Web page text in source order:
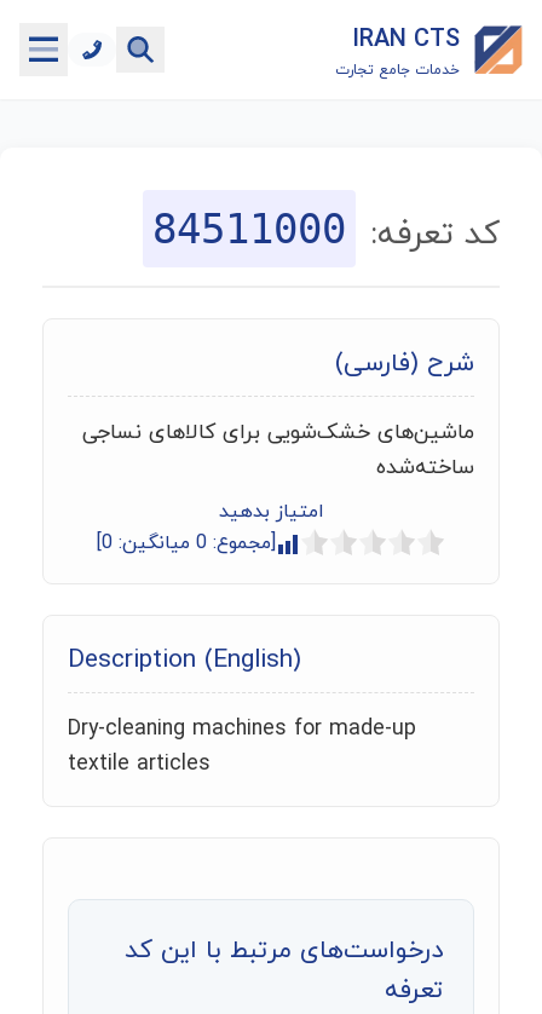
IRAN CTS
خدمات جامع تجارت
جستجوگر تعرفه گمرکی
ماشین حساب گمرکی
خدمات رایگان دیگر
کد تعرفه: 84511000
شرح (فارسی)
ماشین‌های خشک‌شویی برای کالاهای نساجی
ساخته‌شده
امتیاز بدهید
[مجموع: 0 میانگین: 0
]
Description (English)
Dry-cleaning machines for made-up
textile articles
درخواست‌های مرتبط با این کد
تعرفه